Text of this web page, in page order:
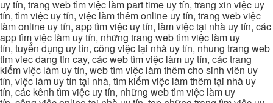
uy tín, trang web tìm việc làm part time uy tín, trang xin việc uy
tín, tìm việc uy tín, việc làm thêm online uy tín, trang web việc
làm online uy tín, app tìm việc uy tín, làm việc tại nhà uy tín, các
app tìm việc làm uy tín, những trang web tìm việc làm uy
tín, tuyển dụng uy tín, công việc tại nhà uy tín, nhung trang web
tim viec dang tin cay, các web tìm việc làm uy tín, các trang
kiếm việc làm uy tín, web tìm việc làm thêm cho sinh viên uy
tín, việc làm uy tín tại nhà, tìm kiếm việc làm thêm tại nhà uy
tín, các kênh tìm việc uy tín, những web tìm việc làm uy